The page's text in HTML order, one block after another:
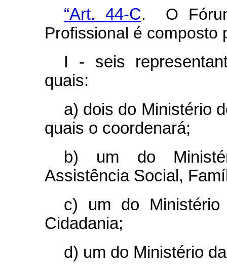
“Art. 44-C. O
Profissional é composto
I - seis
quais:
a) dois do Ministério
quais o coordenará;
b) um do
Assistência Social,
c) um do
Cidadania;
d) um do Ministério